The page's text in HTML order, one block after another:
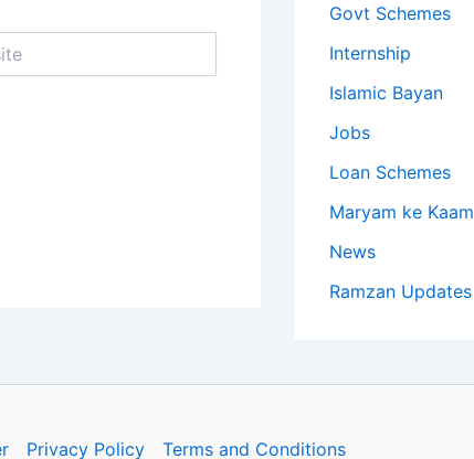
Govt Schemes
Internship
Islamic Bayan
Jobs
Loan Schemes
Maryam ke Kaam
News
Ramzan Updates
Privacy Policy Terms and Conditions